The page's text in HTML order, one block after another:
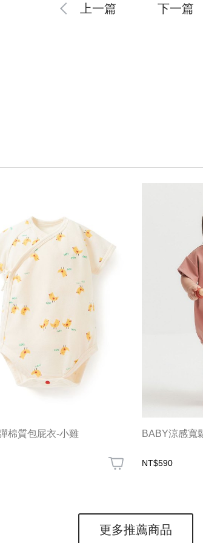
上一篇 下一篇
棉質包屁衣-小雞 BABY涼感寬
NT$590
更多推薦商品